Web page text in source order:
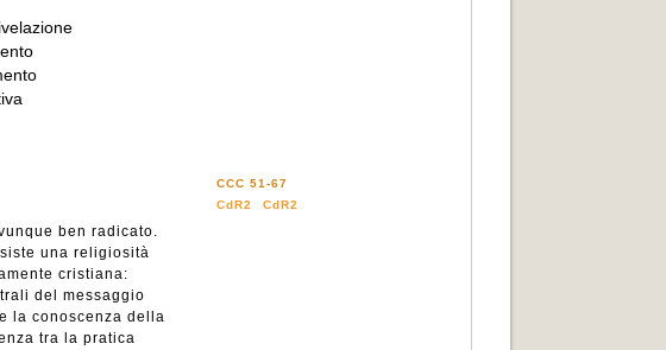
ben radicato.
una religiosità
cristiana:
del messaggio
la conoscenza della
tra la pratica
CCC 51-67
CdR2
CdR2